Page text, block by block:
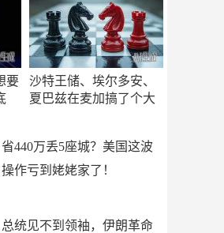
要
沙特王储、埃尔多安、
夏巴兹在麦加搞了个大
省440万丢5座城？美国这波
操作亏到姥姥家了！
总统见不到领袖，伊朗革命